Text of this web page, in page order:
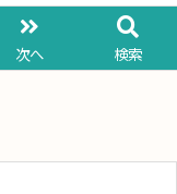
次へ 検索